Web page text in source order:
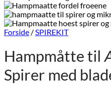
Forside /SPIREKIT
Hampmåtte til
Spirer med